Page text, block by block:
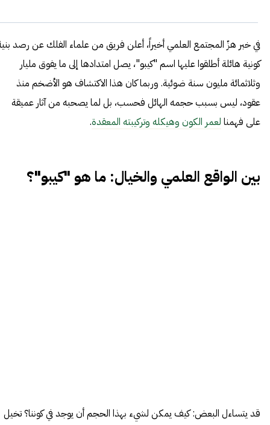
في خبر هزّ المجتمع العلمي أخيراً، أعلن فريق من علماء الفلك عن رصد
كونية هائلة أطلقوا عليها اسم "كيبو"، يصل امتدادها إلى ما يفوق مليار
وثلاثمائة مليون سنة ضوئية. وربما كان هذا الاكتشاف هو الأضخم منذ
عقود، ليس بسبب حجمه الهائل فحسب، بل لما يصحبه من آثار عميقة
على فهمنا لعمر الكون وهيكله وتركيبته المعقدة.
بين الواقع العلمي والخيال: ما هو "كيبو"؟
قد يتساءل البعض: كيف يمكن لشيء بهذا الحجم أن يوجد في كوننا؟ تخيل